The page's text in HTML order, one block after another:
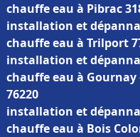
chauffe eau à Pibrac
installation et
chauffe eau à Trilport
installation et
chauffe eau à Gournay
76220
installation et
chauffe eau à Bois